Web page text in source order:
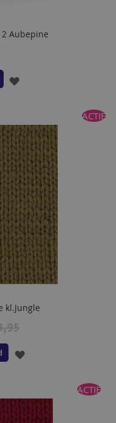
Aubepine
VOEG
AAN
VERLANGLIJST
ACTIE
kl.Jungle
VOEG
AAN
VERLANGLIJST
ACTIE